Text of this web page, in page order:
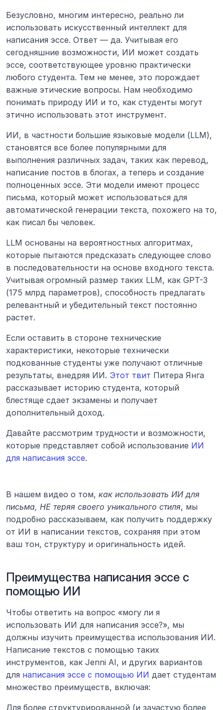
Безусловно, многим интересно, реально ли
использовать искусственный интеллект для
написания эссе. Ответ — да. Учитывая его
сегодняшние возможности, ИИ может создать
эссе, соответствующее уровню практически
любого студента. Тем не менее, это порождает
важные этические вопросы. Нам необходимо
понимать природу ИИ и то, как студенты могут
этично использовать этот инструмент.
ИИ, в частности большие языковые модели (LLM),
становятся все более популярными для
выполнения различных задач, таких как перевод,
написание постов в блогах, а теперь и создание
полноценных эссе. Эти модели имеют процесс
письма, который может использоваться для
автоматической генерации текста, похожего на то,
как писал бы человек.
LLM основаны на вероятностных алгоритмах,
которые пытаются предсказать следующее слово
в последовательности на основе входного текста.
Учитывая огромный размер таких LLM, как GPT-3
(175 млрд параметров), способность предлагать
релевантный и убедительный текст постоянно
растет.
Если оставить в стороне технические
характеристики, некоторые технически
подкованные студенты уже получают отличные
результаты, внедряя ИИ. Этот твит Питера Янга
рассказывает историю студента, который
блестяще сдает экзамены и получает
дополнительный доход.
Давайте рассмотрим трудности и возможности,
которые представляет собой использование ИИ
для написания эссе.
В нашем видео о том, как использовать ИИ для
письма, НЕ теряя своего уникального стиля, мы
подробно рассказываем, как получить поддержку
от ИИ в написании текстов, сохраняя при этом
ваш тон, структуру и оригинальность идей.
Преимущества написания эссе с
помощью ИИ
Чтобы ответить на вопрос «могу ли я
использовать ИИ для написания эссе?», мы
должны изучить преимущества использования ИИ.
Написание текстов с помощью таких
инструментов, как Jenni AI, и других вариантов
для написания эссе с помощью ИИ дает студентам
множество преимуществ, включая:
Для более структурированной (и зачастую более